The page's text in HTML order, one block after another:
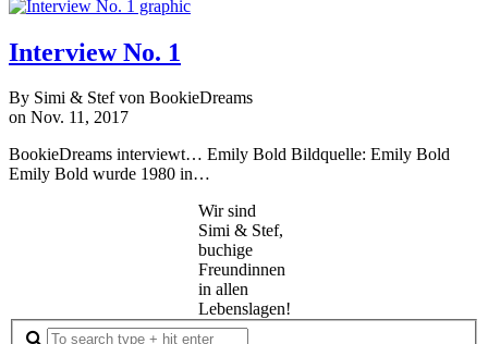
Interview No. 1
By Simi & Stef von BookieDreams
on Nov. 11, 2017
BookieDreams interviewt… Emily Bold Bildquelle: Emily Bold
Emily Bold wurde 1980 in…
Wir sind
Simi & Stef,
buchige
Freundinnen
in allen
Lebenslagen!